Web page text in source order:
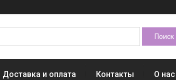
Доставка и оплата Контакты О нас